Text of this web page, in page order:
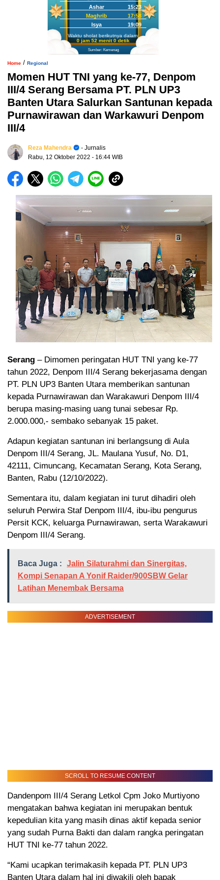
Ashar
15:23
Maghrib
17:58
Isya
19:09
Waktu sholat berikutnya dalam:
0 jam 51 menit 59 detik
Sumber: Kemenag
Home / Regional
Momen HUT TNI yang ke-77, Denpom
III/4 Serang Bersama PT. PLN UP3
Banten Utara Salurkan Santunan kepada
Purnawirawan dan Warkawuri Denpom
III/4
Reza Mahendra
- Jurnalis
Rabu, 12 Oktober 2022 - 16:44 WIB
Serang – Dimomen peringatan HUT TNI yang ke-77
tahun 2022, Denpom III/4 Serang bekerjasama dengan
PT. PLN UP3 Banten Utara memberikan santunan
kepada Purnawirawan dan Warakawuri Denpom III/4
berupa masing-masing uang tunai sebesar Rp.
2.000.000,- sembako sebanyak 15 paket.
Adapun kegiatan santunan ini berlangsung di Aula
Denpom III/4 Serang, JL. Maulana Yusuf, No. D1,
42111, Cimuncang, Kecamatan Serang, Kota Serang,
Banten, Rabu (12/10/2022).
Sementara itu, dalam kegiatan ini turut dihadiri oleh
seluruh Perwira Staf Denpom III/4, ibu-ibu pengurus
Persit KCK, keluarga Purnawirawan, serta Warakawuri
Denpom III/4 Serang.
Baca Juga :
Jalin Silaturahmi dan Sinergitas,
Kompi Senapan A Yonif Raider/900SBW Gelar
Latihan Menembak Bersama
ADVERTISEMENT
SCROLL TO RESUME CONTENT
Dandenpom III/4 Serang Letkol Cpm Joko Murtiyono
mengatakan bahwa kegiatan ini merupakan bentuk
kepedulian kita yang masih dinas aktif kepada senior
yang sudah Purna Bakti dan dalam rangka peringatan
HUT TNI ke-77 tahun 2022.
“Kami ucapkan terimakasih kepada PT. PLN UP3
Banten Utara dalam hal ini diwakili oleh bapak